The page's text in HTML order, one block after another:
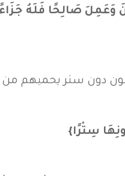
ثُمَّ يُرَدُّ إِلَى رَبِّهِ فَيُعَذِّبُهُ عَذَابًا نُكْرًا ۝ وَأَمَّا مَنْ آمَنَ
دون ستر يحميهم